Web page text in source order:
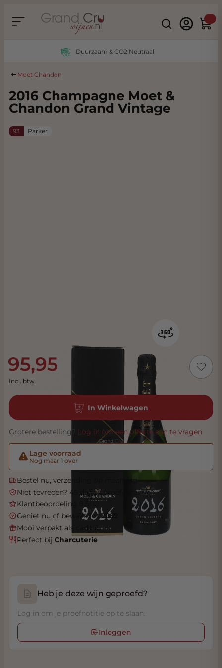
Search
Duurzaam & CO2 Neutraal
Moet Chandon
2016 Champagne Moet &
Chandon Grand Vintage
93 Parker
95,95
Incl. btw
In Winkelwagen
Grotere bestelling? Log in om een offerte aan te vragen
Lage voorraad
Nog maar 1 over
Bestel nu, verzending op maandag
Niet tevreden? 45 dagen proefgarantie
Klantbeoordeling 9.5/10
Geniet nu of bewaar tot2032
Mooi verpakt als cadeau
Perfect bij Charcuterie
Heb je deze wijn geproefd?
Log in om je proefnotitie op te slaan.
Inloggen